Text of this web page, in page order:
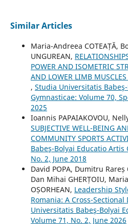
Similar Articles
Maria-Andreea COTEAȚĂ,
UNGUREAN,
POWER AND ISOMETRIC
AND LOWER LIMB
, Studia Universitatis
Gymnasticae: Volume 70,
2025
Ioannis PAPAIAKOVOU,
SUBJECTIVE WELL-BEING
COMMUNITY SPORTS
Babeş-Bolyai Educatio Artis
No. 2, June 2018
David POPA, Dumitru Rareș
Dan Mihai GHERȚOIU,
OȘORHEAN, Leadership
Romania: A Cross-
Universitatis Babeş-Bolyai
Volume 71, No. 2, June 2026